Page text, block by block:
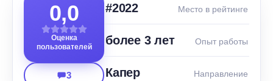
0,0
Оценка
пользователей
3
#2022 Место в рейтинге
более 3 лет Опыт работы
Капер Направление